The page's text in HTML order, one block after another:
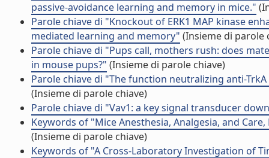
passive-avoidance learning and memory in mice."
Parole chiave di "Knockout of ERK1 MAP kinase
mediated learning and memory" (Insieme di parole
Parole chiave di "Pups call, mothers rush: does
in mouse pups?" (Insieme di parole chiave)
Parole chiave di "The function neutralizing anti-
(Insieme di parole chiave)
Parole chiave di "Vav1: a key signal transducer
Keywords of "Mice Anesthesia, Analgesia, and
(Insieme di parole chiave)
Keywords of "A Cross-Laboratory Investigation of